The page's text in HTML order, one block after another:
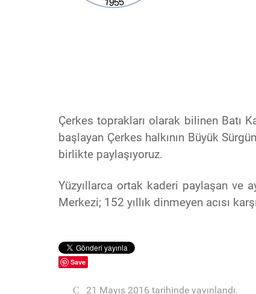
Çerkes toprakları olarak bilinen Batı
başlayan Çerkes halkının Büyük
birlikte paylaşıyoruz.
Yüzyıllarca ortak kaderi paylaşan ve
Merkezi; 152 yıllık dinmeyen acısı
Save
21 Mayıs 2016 tarihinde yayınlandı.